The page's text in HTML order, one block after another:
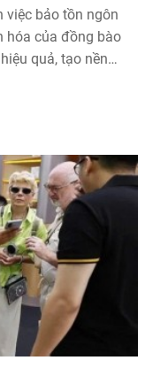
việc bảo tồn ngôn
hóa của đồng bào
quả, tạo nền